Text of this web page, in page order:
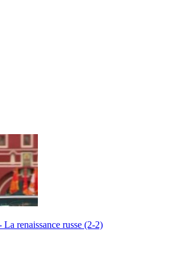
renaissance russe (2-2)